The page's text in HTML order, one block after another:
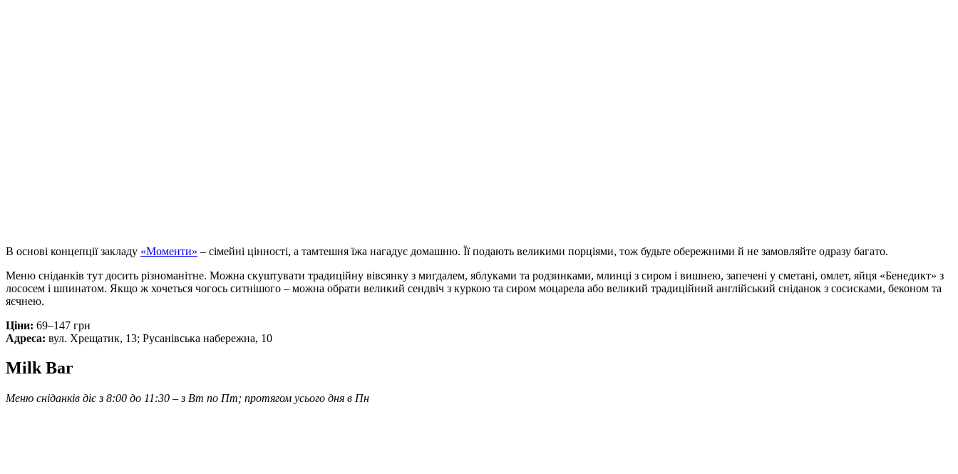
В основі концепції закладу «Моменти» – сімейні цінності, а тамтешня їжа нагадує домашню. Її подають великими порціями, тож будьте обережними й не замовляйте одразу багато.
Меню сніданків тут досить різноманітне. Можна скуштувати традиційну вівсянку з мигдалем, яблуками та родзинками, млинці з сиром і вишнею, запечені у сметані, омлет, яйця «Бенедикт» з
лососем і шпинатом. Якщо ж хочеться чогось ситнішого – можна обрати великий сендвіч з куркою та сиром моцарела або великий традиційний англійський сніданок з сосисками, беконом та
яєчнею.
Ціни: 69–147 грн
Адреса: вул. Хрещатик, 13; Русанівська набережна, 10
Milk Bar
Меню сніданків діє з 8:00 до 11:30 – з Вт по Пт; протягом усього дня в Пн